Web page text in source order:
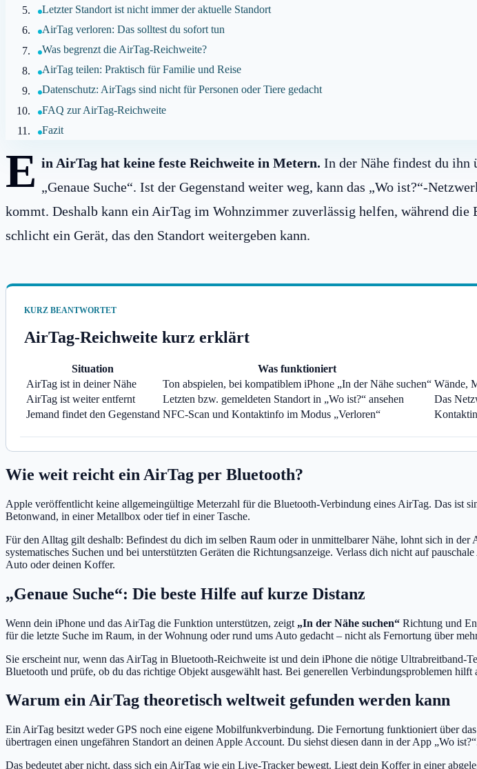
Letzter Standort ist nicht immer der aktuelle Standort
AirTag verloren: Das solltest du sofort tun
Was begrenzt die AirTag-Reichweite?
AirTag teilen: Praktisch für Familie und Reise
Datenschutz: AirTags sind nicht für Personen oder Tiere gedacht
FAQ zur AirTag-Reichweite
Fazit
E in AirTag hat keine feste Reichweite in Metern. In der Nähe findest du ihn
„Genaue Suche“. Ist der Gegenstand weiter weg, kann das „Wo ist?“-
kommt. Deshalb kann ein AirTag im Wohnzimmer zuverlässig helfen, während
schlicht ein Gerät, das den Standort weitergeben kann.
KURZ BEANTWORTET
AirTag-Reichweite kurz erklärt
Situation Was funktioniert
AirTag ist in deiner Nähe
Ton abspielen, bei kompatiblem iPhone „In der Nähe suchen“ Wände,
AirTag ist weiter entfernt
Letzten bzw. gemeldeten Standort in „Wo ist?“ ansehen
Das
Jemand findet den Gegenstand NFC-Scan und Kontaktinfo im Modus „Verloren“
Wie weit reicht ein AirTag per Bluetooth?
Apple veröffentlicht keine allgemeingültige Meterzahl für die Bluetooth-Verbindung eines AirTag. Das ist
Betonwand, in einer Metallbox oder tief in einer Tasche.
Für den Alltag gilt deshalb: Befindest du dich im selben Raum oder in unmittelbarer Nähe, lohnt sich in der
systematisches Suchen und bei unterstützten Geräten die Richtungsanzeige. Verlass dich nicht auf
Auto oder deinen Koffer.
„Genaue Suche“: Die beste Hilfe auf kurze Distanz
Wenn dein iPhone und das AirTag die Funktion unterstützen, zeigt „In der Nähe suchen“ Richtung und
für die letzte Suche im Raum, in der Wohnung oder rund ums Auto gedacht – nicht als Fernortung über
Sie erscheint nur, wenn das AirTag in Bluetooth-Reichweite ist und dein iPhone die nötige Ultrabreitband-
Bluetooth und prüfe, ob du das richtige Objekt ausgewählt hast. Bei generellen Verbindungsproblemen hilft
Warum ein AirTag theoretisch weltweit gefunden werden kann
Ein AirTag besitzt weder GPS noch eine eigene Mobilfunkverbindung. Die Fernortung funktioniert über das
übertragen einen ungefähren Standort an deinen Apple Account. Du siehst diesen dann in der App „Wo
Das bedeutet aber nicht, dass sich ein AirTag wie ein Live-Tracker bewegt. Liegt dein Koffer in einer